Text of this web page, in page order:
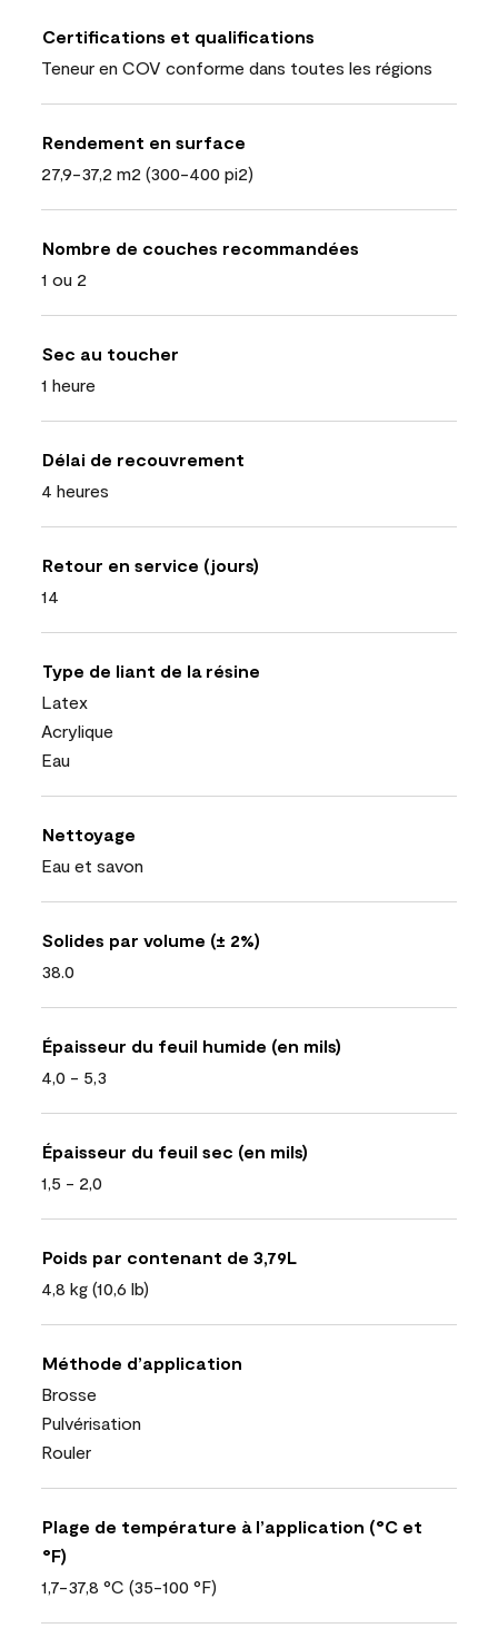
Certifications et qualifications
Teneur en COV conforme dans toutes les régions
Rendement en surface
27,9-37,2 m2 (300-400 pi2)
Nombre de couches recommandées
1 ou 2
Sec au toucher
1 heure
Délai de recouvrement
4 heures
Retour en service (jours)
14
Type de liant de la résine
Latex
Acrylique
Eau
Nettoyage
Eau et savon
Solides par volume (± 2%)
38.0
Épaisseur du feuil humide (en mils)
4,0 - 5,3
Épaisseur du feuil sec (en mils)
1,5 - 2,0
Poids par contenant de 3,79L
4,8 kg (10,6 lb)
Méthode d’application
Brosse
Pulvérisation
Rouler
Plage de température à l’application (°C et
°F)
1,7-37,8 °C (35-100 °F)